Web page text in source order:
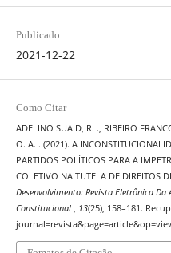
Publicado
2021-12-22
Como Citar
ADELINO SUAID, R. ., RIBEIRO
O. A. . (2021). A
PARTIDOS POLÍTICOS PARA A
COLETIVO NA TUTELA DE DIREITOS
Desenvolvimento: Revista Eletrônica
Constitucional , 13(25), 158–181.